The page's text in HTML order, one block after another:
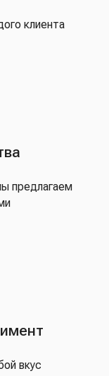
клиента
предлагаем
вкус